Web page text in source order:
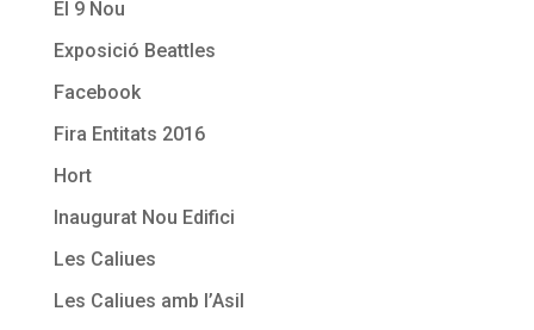
El 9 Nou
Exposició Beattles
Facebook
Fira Entitats 2016
Hort
Inaugurat Nou Edifici
Les Caliues
Les Caliues amb l’Asil